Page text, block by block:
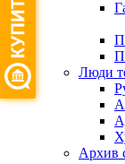
Люди
Архив